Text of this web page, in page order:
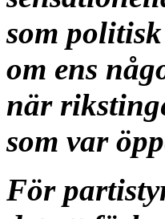
som
om ens
när
som var
För